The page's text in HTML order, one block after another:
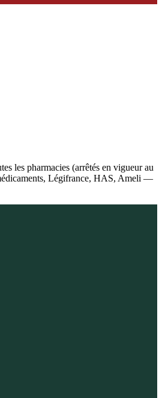
les pharmacies (arrêtés en vigueur au
Légifrance, HAS, Ameli —